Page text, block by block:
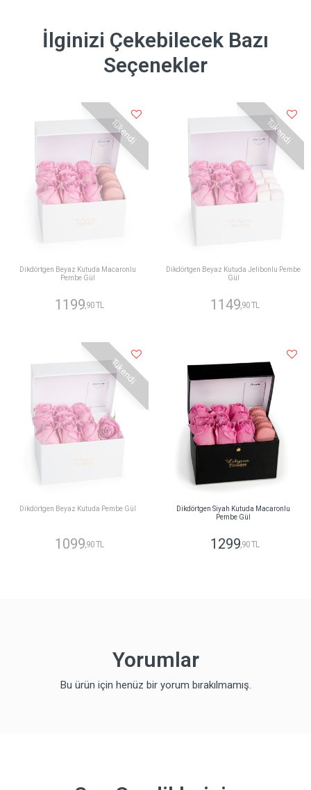
İlginizi Çekebilecek Bazı
Seçenekler
Tükendi
Dikdörtgen Beyaz Kutuda Macaronlu
Pembe Gül
1199 ,90 TL
Tükendi
Dikdörtgen Beyaz Kutuda Jelibonlu Pembe
Gül
1149 ,90 TL
Tükendi
Dikdörtgen Beyaz Kutuda Pembe Gül
1099,90 TL
Dikdörtgen Siyah Kutuda Macaronlu
Pembe Gül
1299,90 TL
Yorumlar
Bu ürün için henüz bir yorum bırakılmamış.